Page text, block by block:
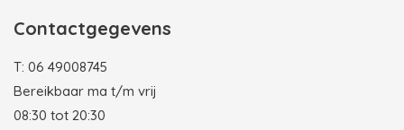
Contactgegevens
T: 06 49008745
Bereikbaar ma t/m vrij
08:30 tot 20:30